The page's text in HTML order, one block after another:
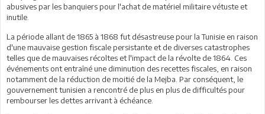
abusives par les banquiers pour l'achat de matériel militaire vétuste et
inutile.
La période allant de 1865 à 1868 fut désastreuse pour la Tunisie en raison
d'une mauvaise gestion fiscale persistante et de diverses catastrophes
telles que de mauvaises récoltes et l'impact de la révolte de 1864. Ces
événements ont entraîné une diminution des recettes fiscales, en raison
notamment de la réduction de moitié de la Mejba. Par conséquent, le
gouvernement tunisien a rencontré de plus en plus de difficultés pour
rembourser les dettes arrivant à échéance.